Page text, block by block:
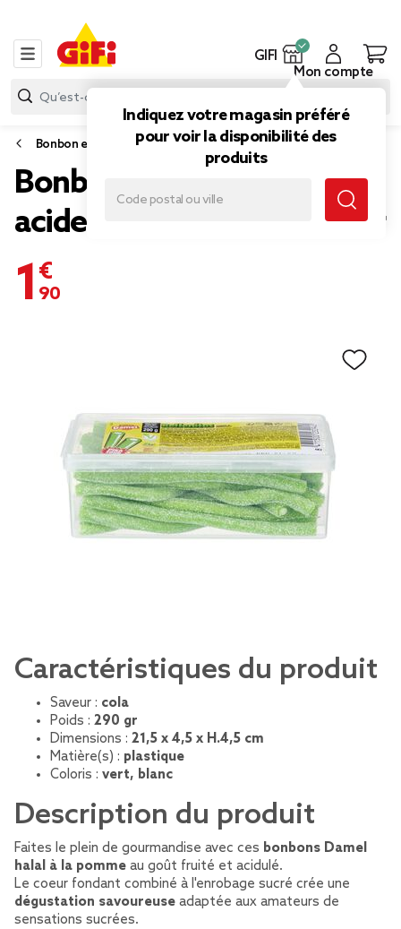
GIFI
Indiquez votre magasin préféré
pour voir la disponibilité des
produits
Mon compte
Bonbon et gourmandise
Bonbons Damel halal câble
acide fourré pomme 290gr
1,90 €
Caractéristiques du produit
Saveur : cola
Poids : 290 gr
Dimensions : 21,5 x 4,5 x H.4,5 cm
Matière(s) : plastique
Coloris : vert, blanc
Description du produit
Faites le plein de gourmandise avec ces bonbons Damel
halal à la pomme au goût fruité et acidulé.
Le coeur fondant combiné à l'enrobage sucré crée une
dégustation savoureuse adaptée aux amateurs de
sensations sucrées.